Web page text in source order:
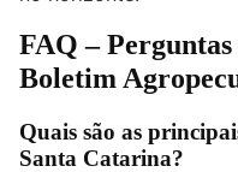
FAQ –
Boletim
Quais são as
Santa Catarina?